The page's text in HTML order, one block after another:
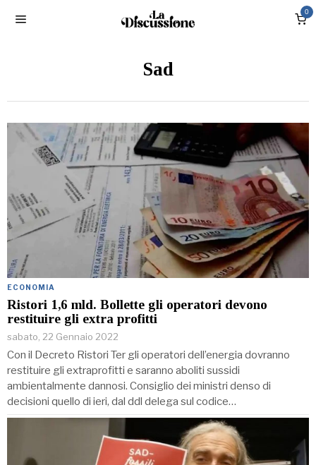
0
Sad
ECONOMIA
Ristori 1,6 mld. Bollette gli operatori devono
restituire gli extra profitti
sabato, 22 Gennaio 2022
Con il Decreto Ristori Ter gli operatori dell’energia dovranno
restituire gli extraprofitti e saranno aboliti sussidi
ambientalmente dannosi. Consiglio dei ministri denso di
decisioni quello di ieri, dal ddl delega sul codice…